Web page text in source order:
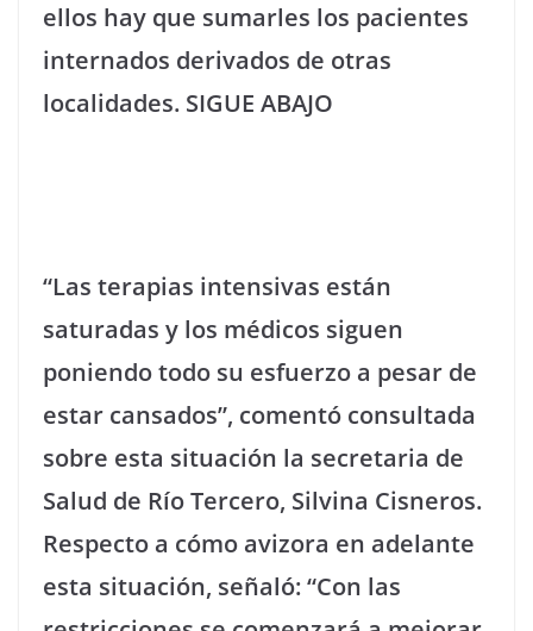
ellos hay que sumarles los pacientes
internados derivados de otras
localidades. SIGUE ABAJO
“Las terapias intensivas están
saturadas y los médicos siguen
poniendo todo su esfuerzo a pesar de
estar cansados”, comentó consultada
sobre esta situación la secretaria de
Salud de Río Tercero, Silvina Cisneros.
Respecto a cómo avizora en adelante
esta situación, señaló: “Con las